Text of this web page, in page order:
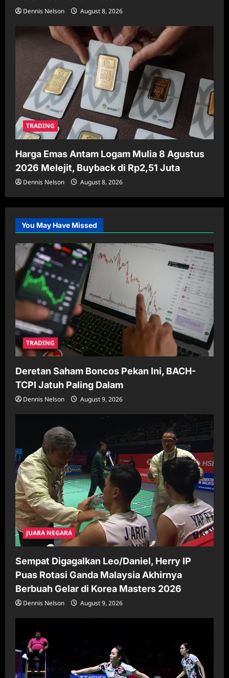
Dennis Nelson August 8, 2026
TRADING
Harga Emas Antam Logam Mulia 8 Agustus
2026 Melejit, Buyback di Rp2,51 Juta
Dennis Nelson August 8, 2026
You May Have Missed
TRADING
Deretan Saham Boncos Pekan Ini, BACH-
TCPI Jatuh Paling Dalam
Dennis Nelson August 9, 2026
JUARA NEGARA
Sempat Digagalkan Leo/Daniel, Herry IP
Puas Rotasi Ganda Malaysia Akhirnya
Berbuah Gelar di Korea Masters 2026
Dennis Nelson August 9, 2026